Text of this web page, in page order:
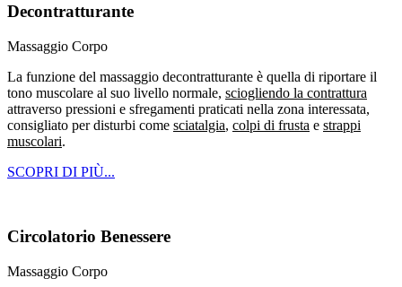
Decontratturante
Massaggio Corpo
La funzione del massaggio decontratturante è quella di riportare il
tono muscolare al suo livello normale, sciogliendo la contrattura
attraverso pressioni e sfregamenti praticati nella zona interessata,
consigliato per disturbi come sciatalgia, colpi di frusta e strappi
muscolari.
SCOPRI DI PIÙ...
Circolatorio Benessere
Massaggio Corpo